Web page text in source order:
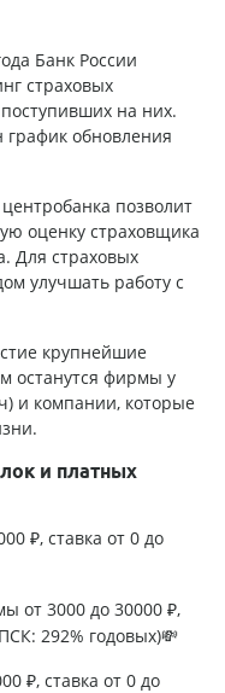
Банк России
страховых
на них.
график обновления
позволит
оценку страховщика
Для страховых
улучшать работу с
крупнейшие
останутся фирмы у
и компании, которые
и платных
₽, ставка от 0 до
от 3000 до 30000 ₽,
292% годовых)💸
₽, ставка от 0 до